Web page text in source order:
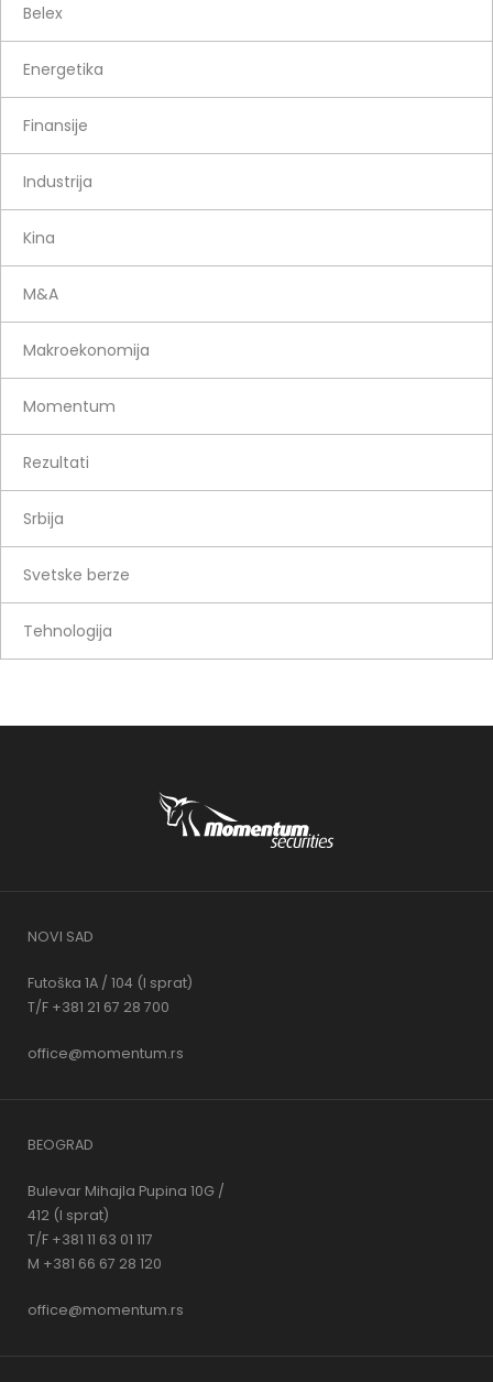
Belex
Energetika
Finansije
Industrija
Kina
M&A
Makroekonomija
Momentum
Rezultati
Srbija
Svetske berze
Tehnologija
NOVI SAD
Futoška 1A / 104 (I sprat)
T/F +381 21 67 28 700
office@momentum.rs
BEOGRAD
Bulevar Mihajla Pupina 10G /
412 (I sprat)
T/F +381 11 63 01 117
M +381 66 67 28 120
office@momentum.rs